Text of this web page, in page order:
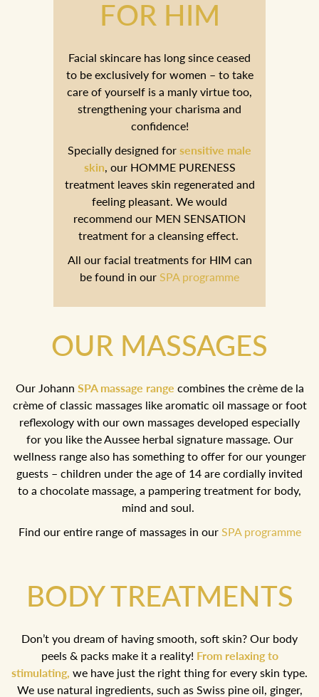
FOR HIM
Facial skincare has long since ceased
to be exclusively for women – to take
care of yourself is a manly virtue too,
strengthening your charisma and
confidence!
Specially designed for sensitive male
skin , our HOMME PURENESS
treatment leaves skin regenerated and
feeling pleasant. We would
recommend our MEN SENSATION
treatment for a cleansing effect.
All our facial treatments for HIM can
be found in our SPA programme
OUR MASSAGES
Our Johann SPA massage range combines the crème de la
crème of classic massages like aromatic oil massage or foot
reflexology with our own massages developed especially
for you like the Aussee herbal signature massage. Our
wellness range also has something to offer for our younger
guests – children under the age of 14 are cordially invited
to a chocolate massage, a pampering treatment for body,
mind and soul.
Find our entire range of massages in our SPA programme
BODY TREATMENTS
Don’t you dream of having smooth, soft skin? Our body
peels & packs make it a reality! From relaxing to
stimulating, we have just the right thing for every skin type.
We use natural ingredients, such as Swiss pine oil, ginger,